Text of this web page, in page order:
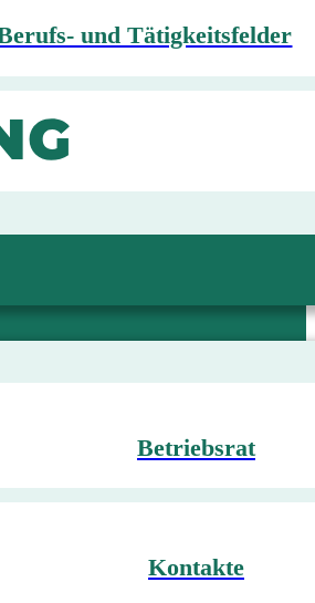
und Tätigkeitsfelder
Betriebsrat
Kontakte